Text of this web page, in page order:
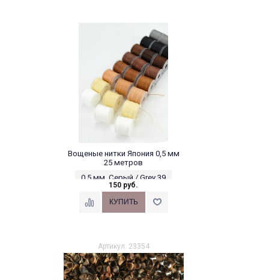
Вощеные нитки Япония 0,5 мм
25 метров
0,5 мм, Серый / Grey 39
150 руб.
Артикул: 23354